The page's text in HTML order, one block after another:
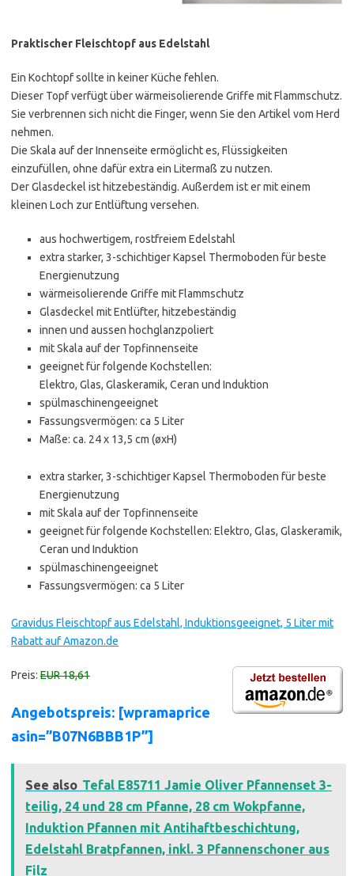
Praktischer Fleischtopf aus Edelstahl
Ein Kochtopf sollte in keiner Küche fehlen.
Dieser Topf verfügt über wärmeisolierende Griffe mit Flammschutz.
Sie verbrennen sich nicht die Finger, wenn Sie den Artikel vom Herd
nehmen.
Die Skala auf der Innenseite ermöglicht es, Flüssigkeiten
einzufüllen, ohne dafür extra ein Litermaß zu nutzen.
Der Glasdeckel ist hitzebeständig. Außerdem ist er mit einem
kleinen Loch zur Entlüftung versehen.
aus hochwertigem, rostfreiem Edelstahl
extra starker, 3-schichtiger Kapsel Thermoboden für beste
Energienutzung
wärmeisolierende Griffe mit Flammschutz
Glasdeckel mit Entlüfter, hitzebeständig
innen und aussen hochglanzpoliert
mit Skala auf der Topfinnenseite
geeignet für folgende Kochstellen:
Elektro, Glas, Glaskeramik, Ceran und Induktion
spülmaschinengeeignet
Fassungsvermögen: ca 5 Liter
Maße: ca. 24 x 13,5 cm (øxH)
extra starker, 3-schichtiger Kapsel Thermoboden für beste
Energienutzung
mit Skala auf der Topfinnenseite
geeignet für folgende Kochstellen: Elektro, Glas, Glaskeramik,
Ceran und Induktion
spülmaschinengeeignet
Fassungsvermögen: ca 5 Liter
Gravidus Fleischtopf aus Edelstahl, Induktionsgeeignet, 5 Liter mit
Rabatt auf Amazon.de
Preis: EUR 18,61
Angebotspreis: [wpramaprice
asin=”B07N6BBB1P”]
See also Tefal E85711 Jamie Oliver Pfannenset 3-
teilig, 24 und 28 cm Pfanne, 28 cm Wokpfanne,
Induktion Pfannen mit Antihaftbeschichtung,
Edelstahl Bratpfannen, inkl. 3 Pfannenschoner aus
Filz